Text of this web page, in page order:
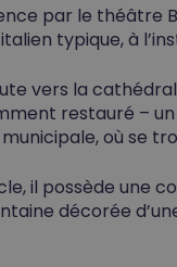
par le théâtre
typique, à
vers la
restauré –
où se
il possède une
décorée